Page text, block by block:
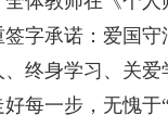
字承诺：爱国守
终身学习、关爱
每一步，无愧于